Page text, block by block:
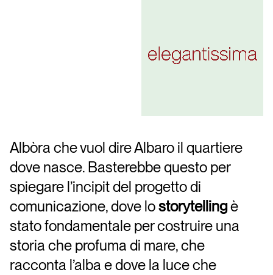
Albòra che vuol dire Albaro il quartiere
dove nasce. Basterebbe questo per
spiegare l’incipit del progetto di
comunicazione, dove lostorytellingè
stato fondamentale per costruire una
storia che profuma di mare, che
racconta l’alba e dove la luce che